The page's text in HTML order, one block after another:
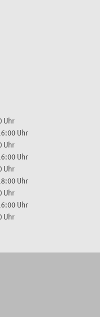
Uhr
Uhr
Uhr
Uhr
Uhr
Uhr
Uhr
Uhr
Uhr